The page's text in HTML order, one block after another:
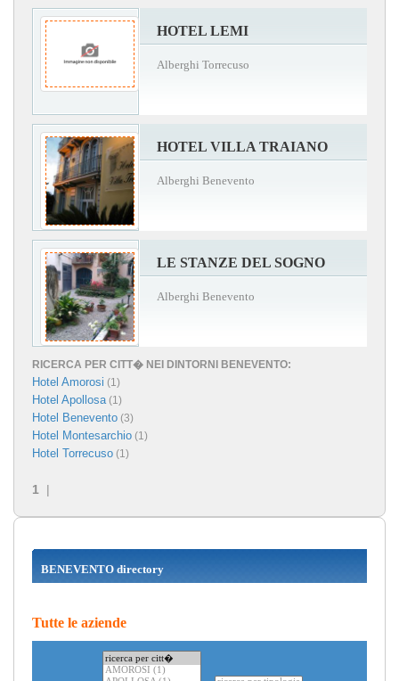
HOTEL LEMI
Alberghi Torrecuso
HOTEL VILLA TRAIANO
Alberghi Benevento
LE STANZE DEL SOGNO
Alberghi Benevento
RICERCA PER CITT� NEI DINTORNI BENEVENTO:
Hotel Amorosi (1)
Hotel Apollosa(1)
Hotel Benevento (3)
Hotel Montesarchio (1)
Hotel Torrecuso (1)
1 |
BENEVENTO directory
Tutte le aziende